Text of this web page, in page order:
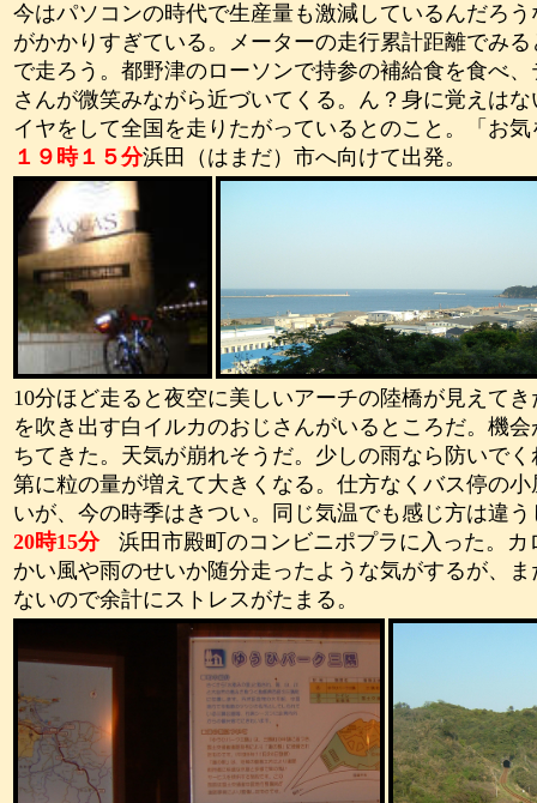
今はパソコンの時代で生産量も激減しているんだろ
がかかりすぎている。メーターの走行累計距離でみる
で走ろう。都野津のローソンで持参の補給食を食べ
さんが微笑みながら近づいてくる。ん？身に覚えは
イヤをして全国を走りたがっているとのこと。「お
１９ 時１５分浜田（はまだ）市へ向けて出発。
10分ほど走ると夜空に美しいアーチの陸橋が見えてき
を吹き出す白イルカのおじさんがいるところだ。機
ちてきた。天気が崩れそうだ。少しの雨なら防いで
第に粒の量が増えて大きくなる。仕方なくバス停の
いが、今の時季はきつい。同じ気温でも感じ方は違
20時15分
浜田市殿町のコンビニポプラに入った。
かい風や雨のせいか随分走ったような気がするが、ま
ないので余計にストレスがたまる。